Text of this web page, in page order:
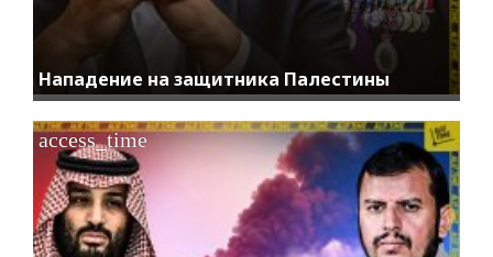
Нападение на защитника Палестины
access_time